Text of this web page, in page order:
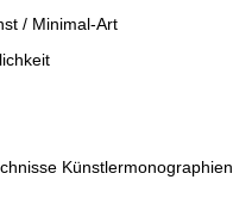
/ Minimal-Art
Künstlermonographien